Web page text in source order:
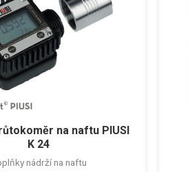
na naftu PIUSI
K 24
nádrží na naftu